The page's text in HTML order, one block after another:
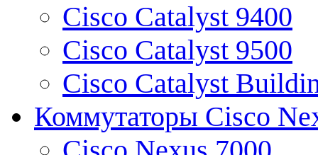
Cisco Catalyst 9400
Cisco Catalyst 9500
Cisco Catalyst
Коммутаторы Cisco